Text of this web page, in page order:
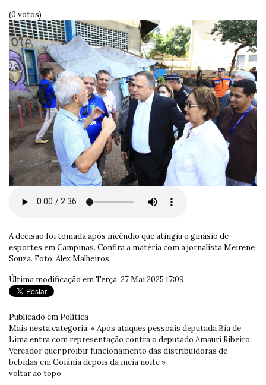
(0 votos)
A decisão foi tomada após incêndio que atingiu o ginásio de
esportes em Campinas. Confira a matéria com a jornalista Meirene
Souza. Foto: Alex Malheiros
Última modificação em Terça, 27 Mai 2025 17:09
Publicado em Política
Mais nesta categoria: « Após ataques pessoais deputada Bia de
Lima entra com representação contra o deputado Amauri Ribeiro
Vereador quer proibir funcionamento das distribuidoras de
bebidas em Goiânia depois da meia noite »
voltar ao topo